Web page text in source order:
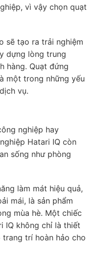
vì vậy chọn quạt
sẽ tạo ra trải nghiệm
dựng lòng trung
hàng. Quạt đứng
một trong những yếu
vụ.
nghiệp hay
Hatari IQ còn
sống như phòng
làm mát hiệu quả,
mái, là sản phẩm
mùa hè. Một chiếc
IQ không chỉ là thiết
trí hoàn hảo cho